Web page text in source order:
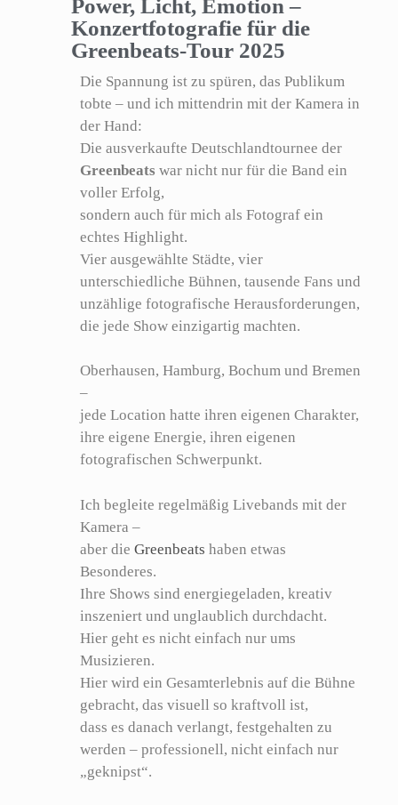
Power, Licht, Emotion –
Konzertfotografie für die
Greenbeats-Tour 2025
Die Spannung ist zu spüren, das Publikum
tobte – und ich mittendrin mit der Kamera in
der Hand:
Die ausverkaufte Deutschlandtournee der
Greenbeats war nicht nur für die Band ein
voller Erfolg,
sondern auch für mich als Fotograf ein
echtes Highlight.
Vier ausgewählte Städte, vier
unterschiedliche Bühnen, tausende Fans und
unzählige fotografische Herausforderungen,
die jede Show einzigartig machten.
Oberhausen, Hamburg, Bochum und Bremen
–
jede Location hatte ihren eigenen Charakter,
ihre eigene Energie, ihren eigenen
fotografischen Schwerpunkt.
Ich begleite regelmäßig Livebands mit der
Kamera –
aber die Greenbeats haben etwas
Besonderes.
Ihre Shows sind energiegeladen, kreativ
inszeniert und unglaublich durchdacht.
Hier geht es nicht einfach nur ums
Musizieren.
Hier wird ein Gesamterlebnis auf die Bühne
gebracht, das visuell so kraftvoll ist,
dass es danach verlangt, festgehalten zu
werden – professionell, nicht einfach nur
„geknipst“.